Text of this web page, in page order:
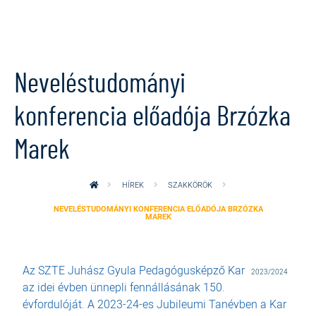
Neveléstudományi
konferencia előadója Brzózka
Marek
HÍREK SZAKKÖRÖK
NEVELÉSTUDOMÁNYI KONFERENCIA ELŐADÓJA BRZÓZKA
MAREK
2023/2024
Az SZTE Juhász Gyula Pedagógusképző Kar
az idei évben ünnepli fennállásának 150.
évfordulóját. A 2023-24-es Jubileumi Tanévben a Kar